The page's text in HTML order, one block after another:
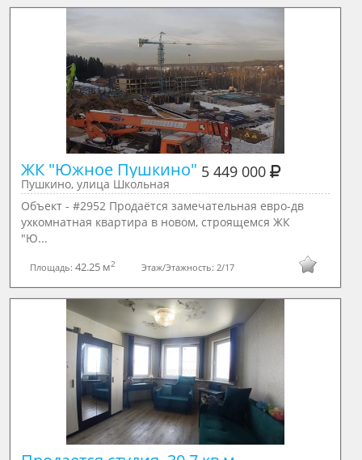
ЖК "Южное Пушкино" 5 449 000
Пушкино, улица Школьная
Объект - #2952 Продаётся замечательная евро-дв
ухкомнатная квартира в новом, строящемся ЖК
"Ю...
Площадь: 42.25 м2 Этаж/Этажность: 2/17